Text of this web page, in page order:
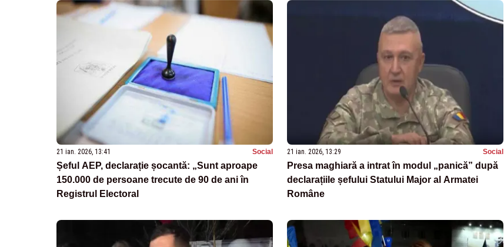
21 ian. 2026, 13:41 Social
Șeful AEP, declarație șocantă: „Sunt aproape
150.000 de persoane trecute de 90 de ani în
Registrul Electoral
21 ian. 2026, 13:29 Social
Presa maghiară a intrat în modul „panică” după
declarațiile șefului Statului Major al Armatei
Române